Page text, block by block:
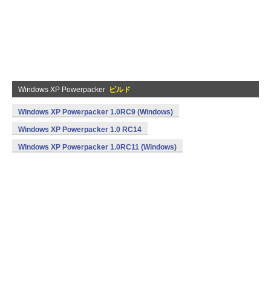
Windows XP Powerpacker ビルド
Windows XP Powerpacker 1.0RC9 (Windows)
Windows XP Powerpacker 1.0 RC14
Windows XP Powerpacker 1.0RC11 (Windows)